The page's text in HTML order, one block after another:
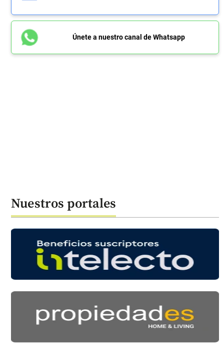
Únete a nuestro canal de Whatsapp
Nuestros portales